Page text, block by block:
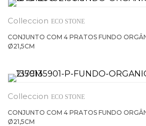
ECO STONE
CONJUNTO COM 4 PRATOS FUNDO
Ø21,5CM
ECO STONE
CONJUNTO COM 4 PRATOS FUNDO
Ø21,5CM